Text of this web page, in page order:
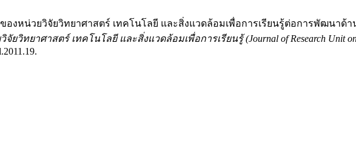
มือของหน่วยวิจัยวิทยาศาสตร์ เทคโนโลยี และสิ่งแวดล้อมเพื่อการเรียนรู้ต่อการพัฒนา
ยวิทยาศาสตร์ เทคโนโลยี และสิ่งแวดล้อมเพื่อการเรียนรู้ (Journal of Research Unit on